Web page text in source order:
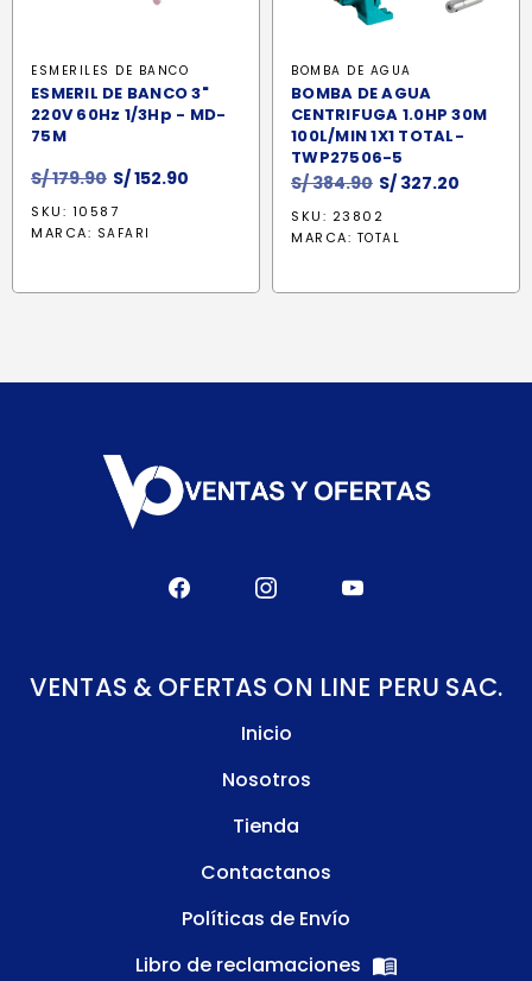
ESMERILES DE BANCO
ESMERIL DE BANCO 3"
220V 60Hz 1/3Hp - MD-
75M
S/179.90 El
original
S/152.90
SKU: 10587
MARCA: SAFARI
BOMBA DE AGUA
BOMBA DE AGUA
CENTRIFUGA 1.0HP 30M
100L/MIN 1X1 TOTAL-
TWP27506-5
S/384.90 El
original
S/ 327.20
SKU: 23802
MARCA: TOTAL
VENTAS & OFERTAS ON LINE PERU SAC.
Inicio
Nosotros
Tienda
Contactanos
Políticas de Envío
Libro de reclamaciones